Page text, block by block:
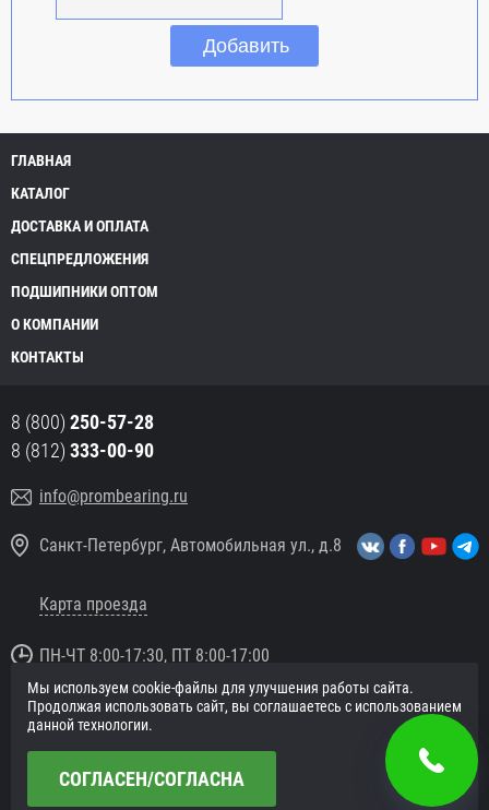
ГЛАВНАЯ
КАТАЛОГ
ДОСТАВКА И ОПЛАТА
СПЕЦПРЕДЛОЖЕНИЯ
ПОДШИПНИКИ ОПТОМ
О КОМПАНИИ
КОНТАКТЫ
8 (800) 250-57-28
8 (812) 333-00-90
info@prombearing.ru
Санкт-Петербург, Автомобильная ул., д.8
Карта проезда
ПН-ЧТ 8:00-17:30, ПТ 8:00-17:00
© 2016 «PromBearing.ru»
Подшипники оптом и в розницу.
Сайт разработан в
Мы используем cookie-файлы для улучшения работы сайта.
Продолжая использовать сайт, вы соглашаетесь с использованием
данной технологии.
СОГЛАСЕН/СОГЛАСНА